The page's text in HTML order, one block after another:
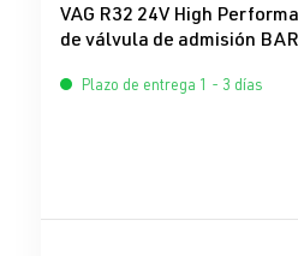
VAG R32 24V High
de válvula de admisión
Plazo de entrega 1 - 3 días